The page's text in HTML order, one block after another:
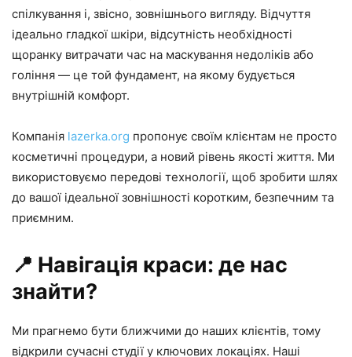
спілкування і, звісно, зовнішнього вигляду. Відчуття
ідеально гладкої шкіри, відсутність необхідності
щоранку витрачати час на маскування недоліків або
гоління — це той фундамент, на якому будується
внутрішній комфорт.
Компанія lazerka.org пропонує своїм клієнтам не просто
косметичні процедури, а новий рівень якості життя. Ми
використовуємо передові технології, щоб зробити шлях
до вашої ідеальної зовнішності коротким, безпечним та
приємним.
📍 Навігація краси: де нас
знайти?
Ми прагнемо бути ближчими до наших клієнтів, тому
відкрили сучасні студії у ключових локаціях. Наші